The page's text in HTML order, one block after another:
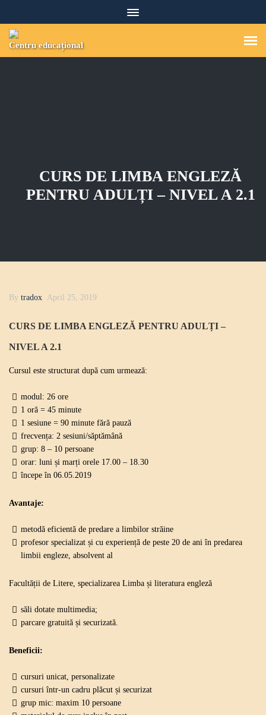
t
Centru educațional
CURS DE LIMBA ENGLEZĂ
PENTRU ADULȚI – NIVEL A 2.1
By tradox April 25, 2019
CURS DE LIMBA ENGLEZĂ PENTRU ADULȚI –
NIVEL A 2.1
Cursul este structurat după cum urmează:
modul: 26 ore
1 oră = 45 minute
1 sesiune = 90 minute fără pauză
frecvența: 2 sesiuni/săptămână
grup: 8 – 10 persoane
orar: luni și marți orele 17.00 – 18.30
începe în 06.05.2019
Avantaje:
metodă eficientă de predare a limbilor străine
profesor specializat și cu experiență de peste 20 de ani în predarea
limbii engleze, absolvent al
Facultății de Litere, specializarea Limba și literatura engleză
săli dotate multimedia;
parcare gratuită și securizată.
Beneficii:
cursuri unicat, personalizate
cursuri într-un cadru plăcut și securizat
grup mic: maxim 10 persoane